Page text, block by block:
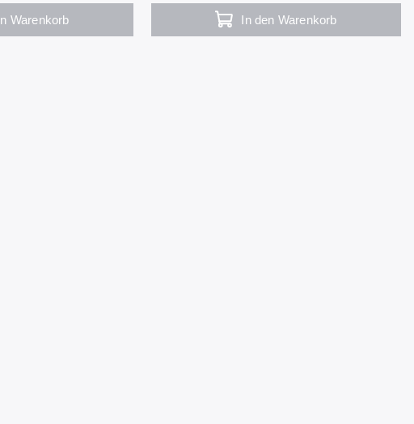
Warenkorb In den Warenkorb